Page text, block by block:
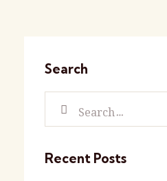
Search
Search for:
Recent Posts